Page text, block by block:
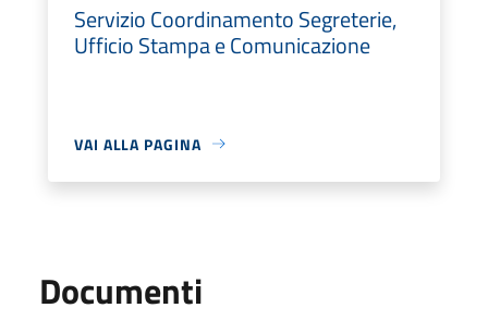
Servizio Coordinamento Segreterie,
Ufficio Stampa e Comunicazione
VAI ALLA PAGINA
Documenti